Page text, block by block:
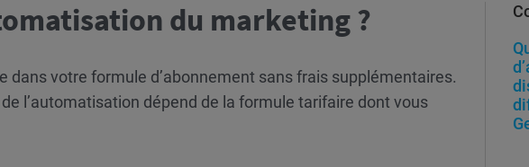
du marketing ?
dans votre formule d’abonnement sans frais supplémentaires.
l’automatisation dépend de la formule tarifaire dont vous